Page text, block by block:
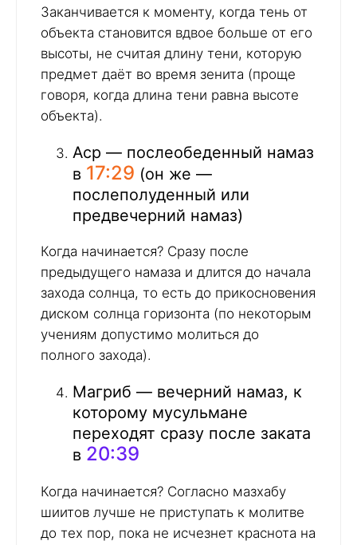
Заканчивается к моменту, когда тень от
объекта становится вдвое больше от его
высоты, не считая длину тени, которую
предмет даёт во время зенита (проще
говоря, когда длина тени равна высоте
объекта).
Аср — послеобеденный намаз
в 17:29 (он же —
послеполуденный или
предвечерний намаз)
Когда начинается? Сразу после
предыдущего намаза и длится до начала
захода солнца, то есть до прикосновения
диском солнца горизонта (по некоторым
учениям допустимо молиться до
полного захода).
Магриб — вечерний намаз, к
которому мусульмане
переходят сразу после заката
в 20:39
Когда начинается? Согласно мазхабу
шиитов лучше не приступать к молитве
до тех пор, пока не исчезнет краснота на